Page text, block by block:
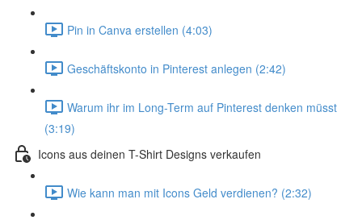
Pin in Canva erstellen (4:03)
Geschäftskonto in Pinterest anlegen (2:42)
Warum ihr im Long-Term auf Pinterest denken müsst
(3:19)
Icons aus deinen T-Shirt Designs verkaufen
Wie kann man mit Icons Geld verdienen? (2:32)